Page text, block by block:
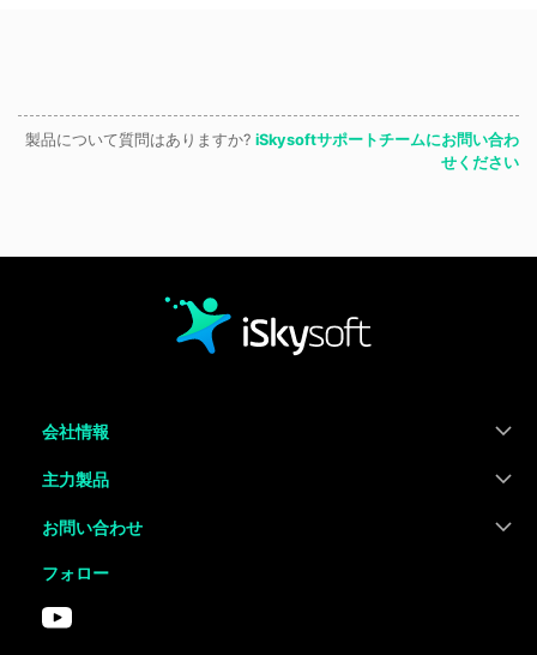
製品について質問はありますか? iSkysoftサポートチームにお問い合わ
せください
会社情報
主力製品
お問い合わせ
フォロー